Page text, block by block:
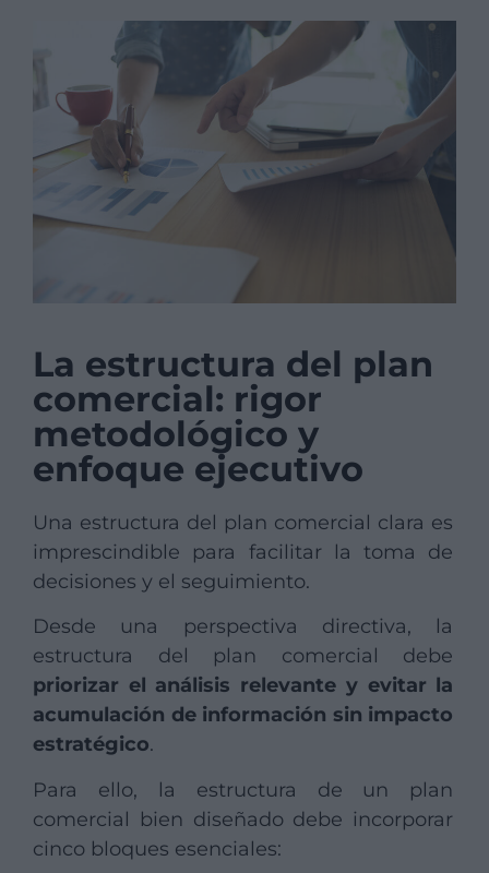
La estructura del plan
comercial: rigor
metodológico y
enfoque ejecutivo
Una estructura del plan comercial clara es
imprescindible para facilitar la toma de
decisiones y el seguimiento.
Desde una perspectiva directiva, la
estructura del plan comercial debe
priorizar el análisis relevante y evitar la
acumulación de información sin impacto
estratégico.
Para ello, la estructura de un plan
comercial bien diseñado debe incorporar
cinco bloques esenciales: